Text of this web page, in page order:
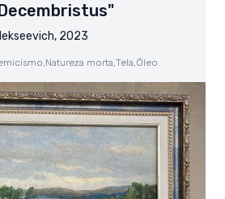
2023
Natureza morta,Tela,Óleo